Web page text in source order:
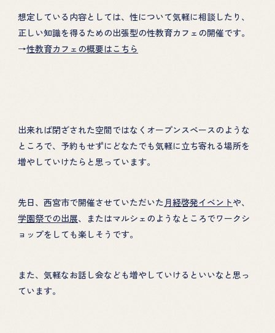
TOPICS
GOODS
EHON
性教育カフェ
絵本による性教育
想定している内容としては、性について気軽に相談したり、
正しい知識を得るための出張型の性教育カフェの開催です。
→性教育カフェの概要はこちら
出来れば閉ざされた空間ではなくオープンスペースのような
ところで、予約もせずにどなたでも気軽に立ち寄れる場所を
増やしていけたらと思っています。
先日、西宮市で開催させていただいた 月経啓発イベントや、
学園祭での出展、またはマルシェのようなところでワークシ
ョップをしても楽しそうです。
また、気軽なお話し会なども増やしていけるといいなと思っ
ています。